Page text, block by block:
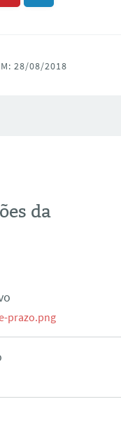
28/08/2018
da
prazo.png